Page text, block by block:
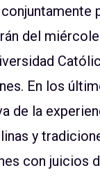
del
En los
de la
y
con juicios